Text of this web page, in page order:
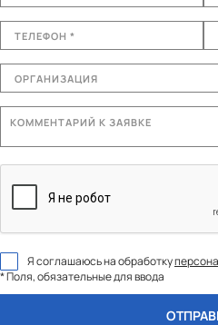
Я соглашаюсь на обработку
* Поля, обязательные для ввода